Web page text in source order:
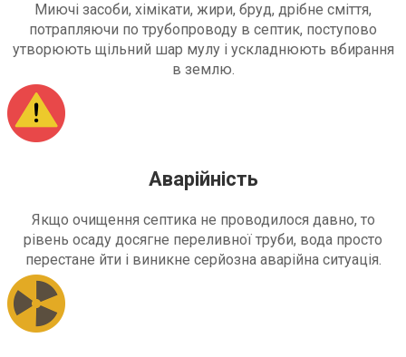
Миючі засоби, хімікати, жири, бруд, дрібне сміття,
потрапляючи по трубопроводу в септик, поступово
утворюють щільний шар мулу і ускладнюють вбирання
в землю.
Аварійність
Якщо очищення септика не проводилося давно, то
рівень осаду досягне переливної труби, вода просто
перестане йти і виникне серйозна аварійна ситуація.